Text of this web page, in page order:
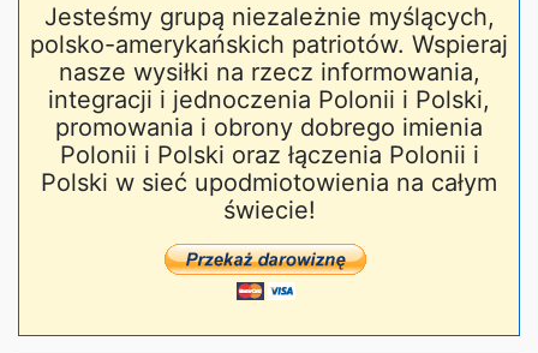
Jesteśmy grupą niezależnie myślących,
polsko-amerykańskich patriotów. Wspieraj
nasze wysiłki na rzecz informowania,
integracji i jednoczenia Polonii i Polski,
promowania i obrony dobrego imienia
Polonii i Polski oraz łączenia Polonii i
Polski w sieć upodmiotowienia na całym
świecie!